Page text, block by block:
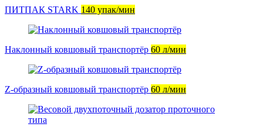
ПИТПАК STARK 140 упак/мин
Наклонный ковшовый транспортёр 60 л/мин
Z-образный ковшовый транспортёр 60 л/мин